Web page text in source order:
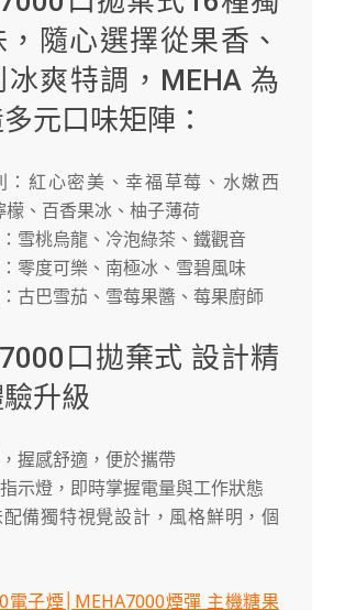
隨心選擇從果香、
冰爽特調，MEHA 為
元口味矩陣：
：紅心密美、幸福草莓、水嫩西
檬、百香果冰、柚子薄荷
雪桃烏龍、冷泡綠茶、鐵觀音
零度可樂、南極冰、雪碧風味
古巴雪茄、雪莓果醬、莓果廚師
口拋棄式 設計精
升級
握感舒適，便於攜帶
示燈，即時掌握電量與工作狀態
配備獨特視覺設計，風格鮮明，個
電子煙│MEHA7000煙彈 主機糖果